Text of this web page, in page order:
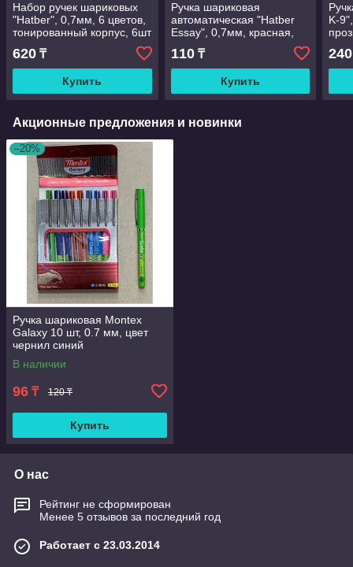
Набор ручек шариковых
"Hatber", 0,7мм, 6 цветов,
тонированный корпус, 6шт
в пенале
620 ₸
Купить
Ручка шариковая
автоматическая "Hatber
Essay", 0,7мм, красная,
красный тонированный
корпус
110₸
Купить
K-
240
Акционные предложения и новинки
–20%
Ручка шариковая Montex
Galaxy 10 шт, 0.7 мм, цвет
чернил синий
В наличии
96 ₸ 120 ₸
Купить
О нас
Рейтинг не сформирован
Менее 5 отзывов за последний год
Работает с 23.03.2014